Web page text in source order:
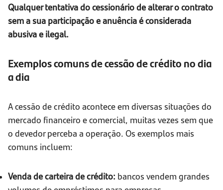
Qualquer tentativa do cessionário de alterar o contrato
sem a sua participação e anuência é considerada
abusiva e ilegal.
Exemplos comuns de cessão de crédito no dia
a dia
A cessão de crédito acontece em diversas situações do
mercado financeiro e comercial, muitas vezes sem que
o devedor perceba a operação. Os exemplos mais
comuns incluem:
Venda de carteira de crédito: bancos vendem grandes